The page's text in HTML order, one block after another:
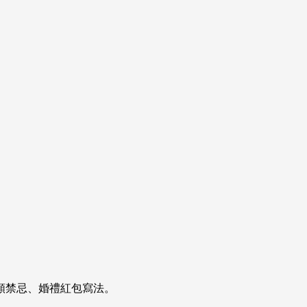
忌、婚禮紅包寫法。